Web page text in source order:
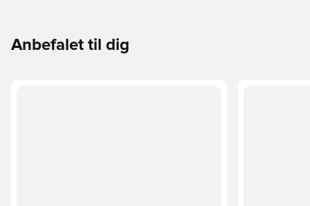
Anbefalet til dig